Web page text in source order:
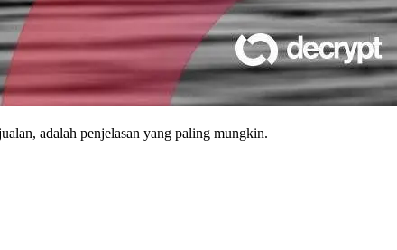
adalah penjelasan yang paling mungkin.